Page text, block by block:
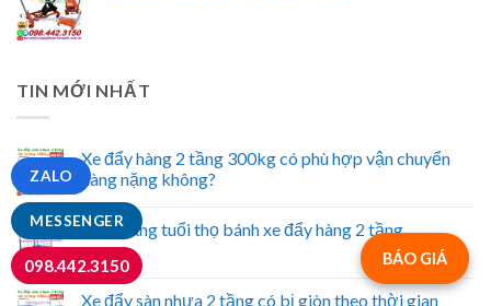
TIN MỚI NHẤT
Xe đẩy hàng 2 tầng 300kg có phù hợp vận chuyển
hàng nặng không?
Cách tăng tuổi thọ bánh xe đẩy hàng 2 tầng
Xe đẩy sàn nhựa 2 tầng có bị giòn theo thời gian
BÁO GIÁ
MESSENGER
ZALO
098.442.3150